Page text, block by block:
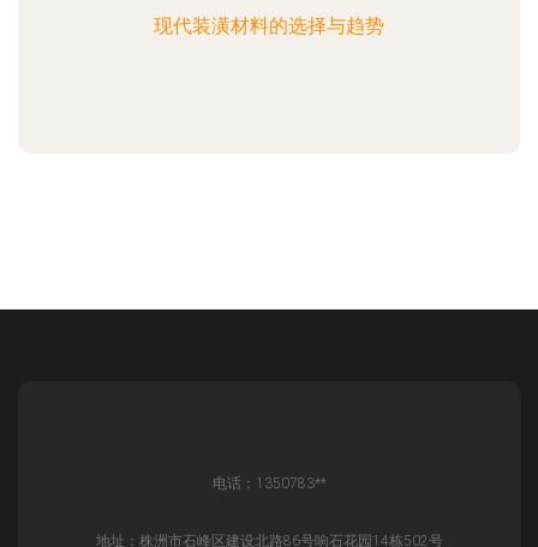
现代装潢材料的选择与趋势
电话：1350783**
地址：株洲市石峰区建设北路86号响石花园14栋502号